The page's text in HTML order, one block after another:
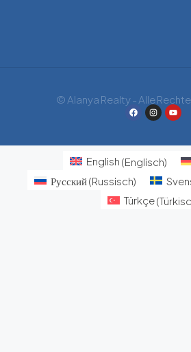
© Alanya Realty - Alle
English (Englisch)
Русский(Russisch)
Türkçe(